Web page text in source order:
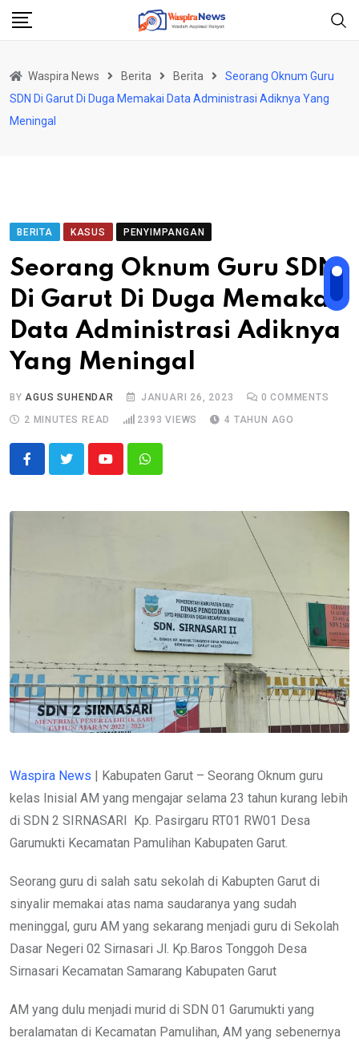
Skip
Waspira News Berita Berita
Seorang Oknum Guru
SDN Di Garut Di Duga Memakai Data Administrasi Adiknya Yang
Meningal
BERITA KASUS PENYIMPANGAN
Seorang Oknum Guru SDN
Di Garut Di Duga Memakai
Data Administrasi Adiknya
Yang Meningal
BYAGUS SUHENDAR JANUARI 26, 2023 0 COMMENTS
2 MINUTES READ
2393 VIEWS 4 TAHUN AGO
YoutubeWhatsapp
Waspira News | Kabupaten Garut – Seorang Oknum guru
kelas Inisial AM yang mengajar selama 23 tahun kurang lebih
di SDN 2 SIRNASARI Kp. Pasirgaru RT01 RW01 Desa
Garumukti Kecamatan Pamulihan Kabupaten Garut.
Seorang guru di salah satu sekolah di Kabupten Garut di
sinyalir memakai atas nama saudaranya yang sudah
meninggal, guru AM yang sekarang menjadi guru di Sekolah
Dasar Negeri 02 Sirnasari Jl. Kp.Baros Tonggoh Desa
Sirnasari Kecamatan Samarang Kabupaten Garut
AM yang dulu menjadi murid di SDN 01 Garumukti yang
beralamatan di Kecamatan Pamulihan, AM yang sebenernya